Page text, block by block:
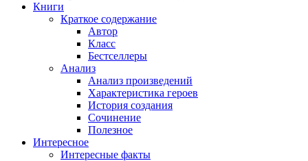
Книги
Краткое содержание
Автор
Класс
Бестселлеры
Анализ
Анализ произведений
Характеристика героев
История создания
Сочинение
Полезное
Интересное
Интересные факты